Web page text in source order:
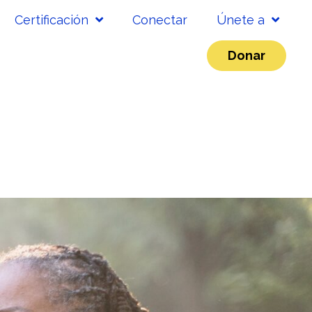
Certificación Conectar Únete a
Donar